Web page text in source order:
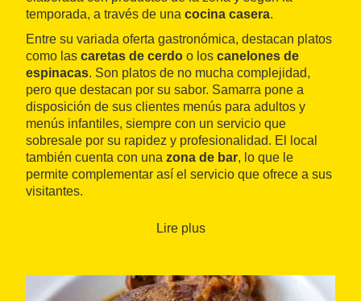
temporada, a través de una cocina casera.
Entre su variada oferta gastronómica, destacan platos
como las caretas de cerdo o los canelones de
espinacas. Son platos de no mucha complejidad,
pero que destacan por su sabor. Samarra pone a
disposición de sus clientes menús para adultos y
menús infantiles, siempre con un servicio que
sobresale por su rapidez y profesionalidad. El local
también cuenta con una zona de bar, lo que le
permite complementar así el servicio que ofrece a sus
visitantes.
Lire plus